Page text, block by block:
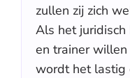
zullen zij zich
Als het
en trainer
wordt het lastig